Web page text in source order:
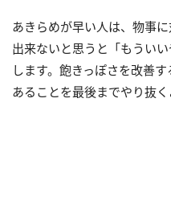
あきらめが早い人は、物事に
出来ないと思うと「もうい
します。飽きっぽさを改善
あることを最後までやり抜く